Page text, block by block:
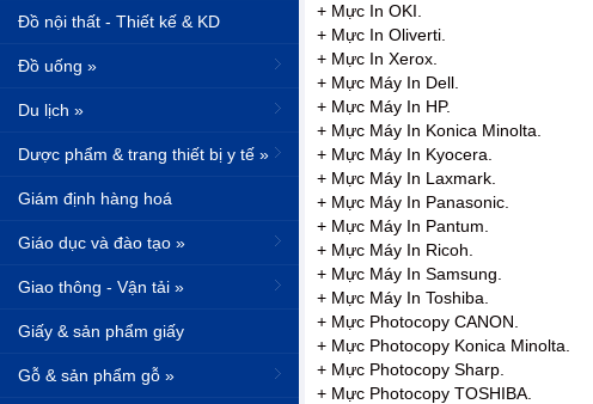
Đồ nội thất - Thiết kế & KD
Đồ uống »
Du lịch »
Dược phẩm & trang thiết bị y tế »
Giám định hàng hoá
Giáo dục và đào tạo »
Giao thông - Vận tải »
Giấy & sản phẩm giấy
Gỗ & sản phẩm gỗ »
+ Mực In OKI.
+ Mực In Oliverti.
+ Mực In Xerox.
+ Mực Máy In Dell.
+ Mực Máy In HP.
+ Mực Máy In Konica Minolta.
+ Mực Máy In Kyocera.
+ Mực Máy In Laxmark.
+ Mực Máy In Panasonic.
+ Mực Máy In Pantum.
+ Mực Máy In Ricoh.
+ Mực Máy In Samsung.
+ Mực Máy In Toshiba.
+ Mực Photocopy CANON.
+ Mực Photocopy Konica Minolta.
+ Mực Photocopy Sharp.
+ Mực Photocopy TOSHIBA.